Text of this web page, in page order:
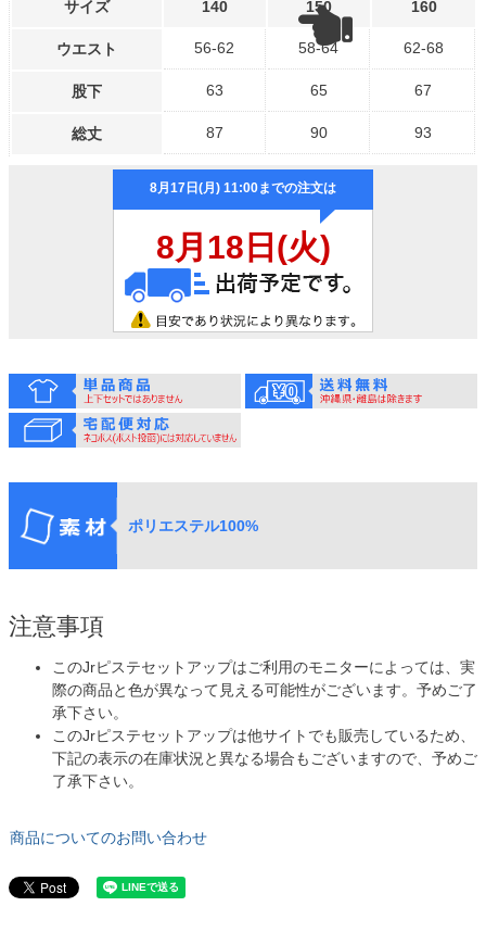
サイズ 140 150 160
ウエスト 56-62 58-64 62-68
股下 63 65 67
総丈 87 90 93
ポリエステル100%
注意事項
このJrピステセットアップはご利用のモニターによっては、実
際の商品と色が異なって見える可能性がございます。予めご了
承下さい。
このJrピステセットアップは他サイトでも販売しているため、
下記の表示の在庫状況と異なる場合もございますので、予めご
了承下さい。
商品についてのお問い合わせ